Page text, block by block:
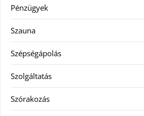
Pénzügyek
Szauna
Szépségápolás
Szolgáltatás
Szórakozás